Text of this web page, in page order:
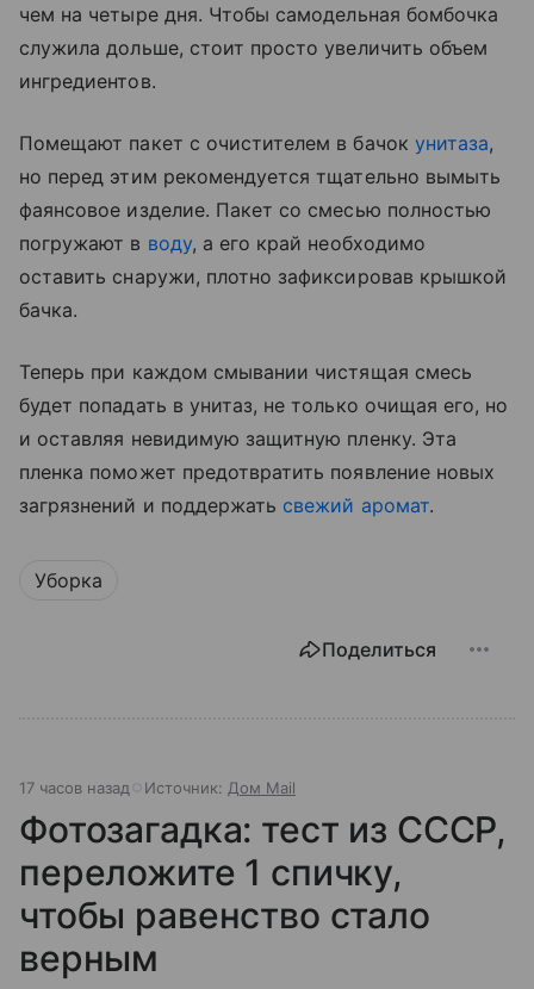
чем на четыре дня. Чтобы самодельная бомбочка
служила дольше, стоит просто увеличить объем
ингредиентов.
Помещают пакет с очистителем в бачок унитаза,
но перед этим рекомендуется тщательно вымыть
фаянсовое изделие. Пакет со смесью полностью
погружают в воду, а его край необходимо
оставить снаружи, плотно зафиксировав крышкой
бачка.
Теперь при каждом смывании чистящая смесь
будет попадать в унитаз, не только очищая его, но
и оставляя невидимую защитную пленку. Эта
пленка поможет предотвратить появление новых
загрязнений и поддержать свежий аромат.
Уборка
Поделиться
17 часов назад Источник: Дом Mail
Фотозагадка: тест из СССР,
переложите 1 спичку,
чтобы равенство стало
верным